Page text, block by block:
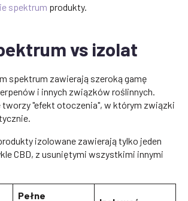
spektrum produkty.
vs izolat
spektrum zawierają szeroką gamę
i innych związków roślinnych.
tworzy "efekt otoczenia", w którym związki
izolowane zawierają tylko jeden
CBD, z usuniętymi wszystkimi innymi
Pełne